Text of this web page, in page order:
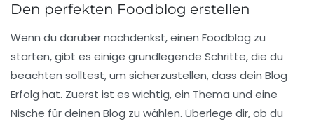
Den perfekten Foodblog erstellen
Wenn du darüber nachdenkst, einen Foodblog zu
starten, gibt es einige grundlegende Schritte, die du
beachten solltest, um sicherzustellen, dass dein Blog
Erfolg hat. Zuerst ist es wichtig, ein Thema und eine
Nische für deinen Blog zu wählen. Überlege dir, ob du